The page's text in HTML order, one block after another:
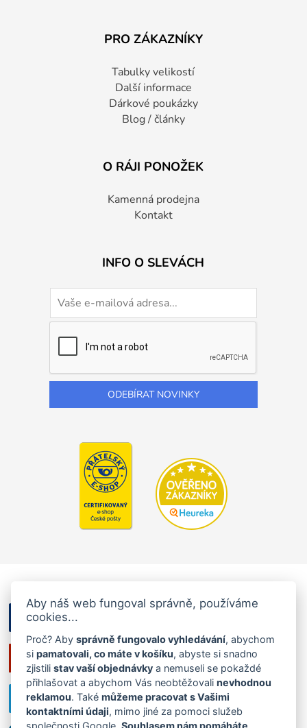
PRO ZÁKAZNÍKY
Tabulky velikostí
Další informace
Dárkové poukázky
Blog / články
O RÁJI PONOŽEK
Kamenná prodejna
Kontakt
INFO O SLEVÁCH
Aby náš web fungoval správně, používáme
cookies...
Proč? Abysprávně fungovalo vyhledávání, abychom
sipamatovali, co máte v košíku, abyste si snadno
zjistilistav vaší objednávky a nemuseli se pokaždé
přihlašovat a abychom Vás neobtěžovalinevhodnou
reklamou. Takémůžeme pracovat s Vašimi
kontaktními údaji, mimo jiné za pomoci služeb
společnosti Google.Souhlasem nám pomáháte